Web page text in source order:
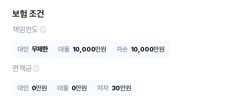
보험 조건
책임한도
대인 무제한 대물 10,000만원 자손 10,000만원
면책금
대인 0만원 대물 0만원 자차 30만원